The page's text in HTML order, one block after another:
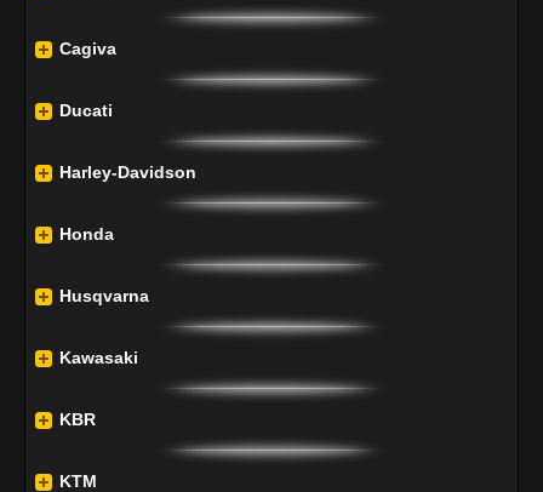
Cagiva
Ducati
Harley-Davidson
Honda
Husqvarna
Kawasaki
KBR
KTM